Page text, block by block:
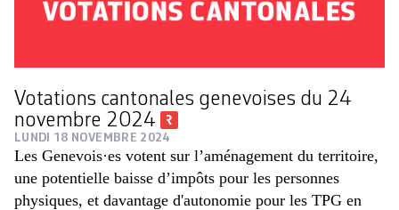
Votations cantonales genevoises du 24
novembre 2024
LUNDI 18 NOVEMBRE 2024
Les Genevois·es votent sur l’aménagement du territoire,
une potentielle baisse d’impôts pour les personnes
physiques, et davantage d'autonomie pour les TPG en